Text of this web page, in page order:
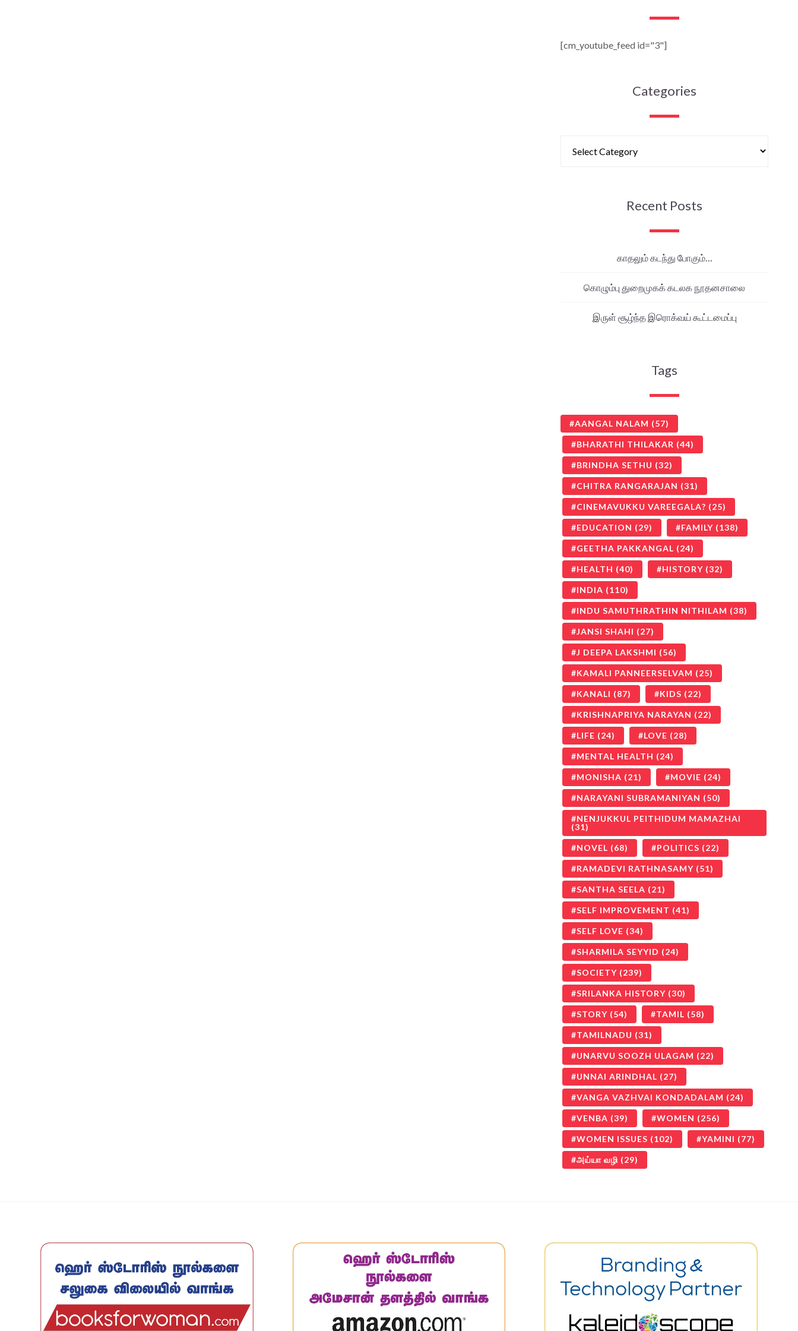
[cm_youtube_feed id="3"]
Categories
Recent Posts
காதலும் கடந்து போகும்…
கொழும்பு துறைமுகக் கடலக நூதனசாலை
இருள் சூழ்ந்த இரொக்வய் கூட்டமைப்பு
Tags
AANGAL NALAM (57)
BHARATHI THILAKAR (44)
BRINDHA SETHU (32)
CHITRA RANGARAJAN (31)
CINEMAVUKKU VAREEGALA? (25)
EDUCATION (29) FAMILY (138)
GEETHA PAKKANGAL (24)
HEALTH (40) HISTORY (32)
INDIA (110)
INDU SAMUTHRATHIN NITHILAM (38)
JANSI SHAHI (27)
J DEEPA LAKSHMI (56)
KAMALI PANNEERSELVAM (25)
KANALI (87) KIDS (22)
KRISHNAPRIYA NARAYAN (22)
LIFE (24) LOVE (28)
MENTAL HEALTH (24)
MONISHA (21) MOVIE (24)
NARAYANI SUBRAMANIYAN (50)
NENJUKKUL PEITHIDUM MAMAZHAI
(31)
NOVEL (68) POLITICS (22)
RAMADEVI RATHNASAMY (51)
SANTHA SEELA (21)
SELF IMPROVEMENT (41)
SELF LOVE (34)
SHARMILA SEYYID (24)
SOCIETY (239)
SRILANKA HISTORY (30)
STORY (54) TAMIL (58)
TAMILNADU (31)
UNARVU SOOZH ULAGAM (22)
UNNAI ARINDHAL (27)
VANGA VAZHVAI KONDADALAM (24)
VENBA (39) WOMEN (256)
WOMEN ISSUES (102) YAMINI (77)
அய்யா வழி (29)